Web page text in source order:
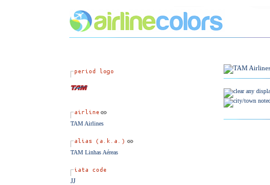
TAM Airlines
TAM Linhas Aéreas
JJ